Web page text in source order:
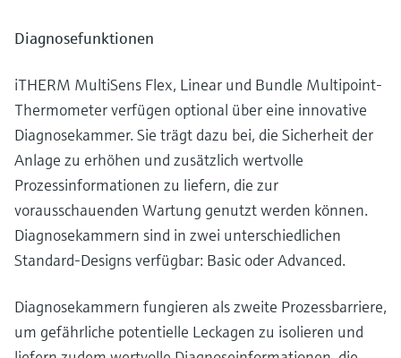
Diagnosefunktionen
iTHERM MultiSens Flex, Linear und Bundle Multipoint-
Thermometer verfügen optional über eine innovative
Diagnosekammer. Sie trägt dazu bei, die Sicherheit der
Anlage zu erhöhen und zusätzlich wertvolle
Prozessinformationen zu liefern, die zur
vorausschauenden Wartung genutzt werden können.
Diagnosekammern sind in zwei unterschiedlichen
Standard-Designs verfügbar: Basic oder Advanced.
Diagnosekammern fungieren als zweite Prozessbarriere,
um gefährliche potentielle Leckagen zu isolieren und